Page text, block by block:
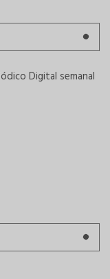
Digital semanal